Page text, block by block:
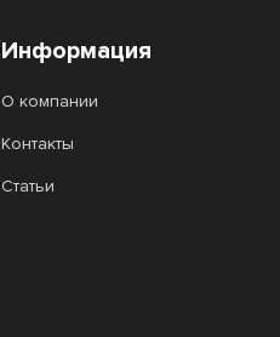
Информация
О компании
Контакты
Статьи